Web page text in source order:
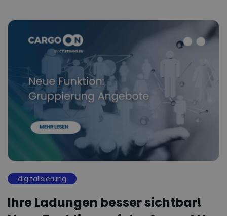
digitalisierung
Ihre Ladungen besser sichtbar!